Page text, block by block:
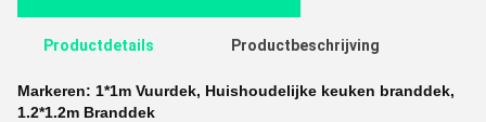
Productdetails Productbeschrijving
Markeren: 1*1m Vuurdek, Huishoudelijke keuken branddek,
1.2*1.2m Branddek